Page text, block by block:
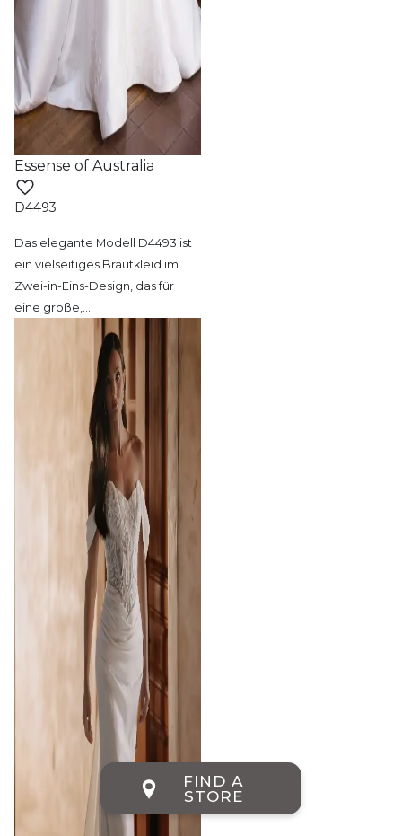
Essense of Australia
D4493
Das elegante Modell D4493 ist
ein vielseitiges Brautkleid im
Zwei-in-Eins-Design, das für
eine große,
FIND A
STORE